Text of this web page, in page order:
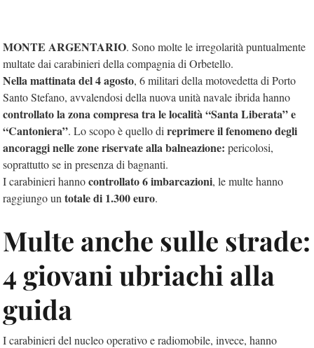
MONTE ARGENTARIO. Sono molte le irregolarità puntualmente
multate dai carabinieri della compagnia di Orbetello.
Nella mattinata del 4 agosto, 6 militari della motovedetta di Porto
Santo Stefano, avvalendosi della nuova unità navale ibrida hanno
controllato la zona compresa tra le località “Santa Liberata” e
“Cantoniera”. Lo scopo è quello di reprimere il fenomeno degli
ancoraggi nelle zone riservate alla balneazione: pericolosi,
soprattutto se in presenza di bagnanti.
I carabinieri hannocontrollato 6 imbarcazioni, le multe hanno
raggiungo un totale di 1.300 euro.
Multe anche sulle strade:
4 giovani ubriachi alla
guida
I carabinieri del nucleo operativo e radiomobile, invece, hanno